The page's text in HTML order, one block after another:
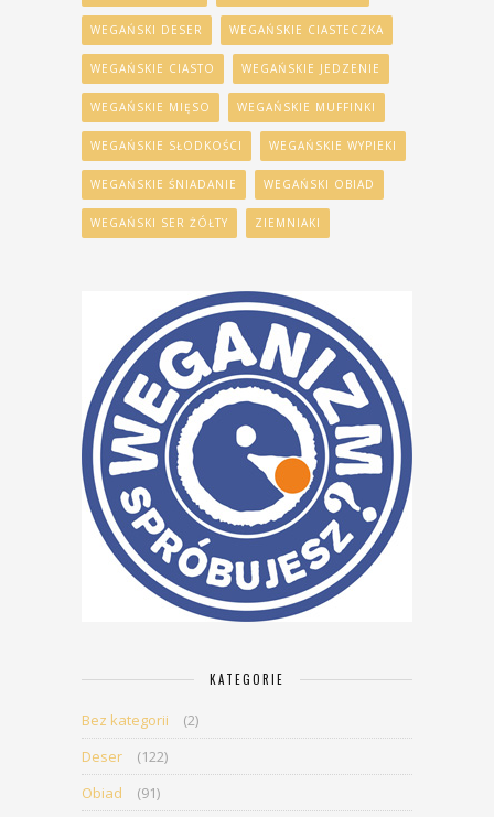
WEGAŃSKI DESER WEGAŃSKIE CIASTECZKA
WEGAŃSKIE CIASTO WEGAŃSKIE JEDZENIE
WEGAŃSKIE MIĘSO WEGAŃSKIE MUFFINKI
WEGAŃSKIE SŁODKOŚCI WEGAŃSKIE WYPIEKI
WEGAŃSKIE ŚNIADANIE WEGAŃSKI OBIAD
WEGAŃSKI SER ŻÓŁTY ZIEMNIAKI
KATEGORIE
Bez kategorii
(2)
Deser
(122)
Obiad
(91)